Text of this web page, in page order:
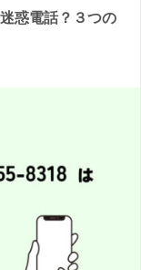
惑電話？３つの